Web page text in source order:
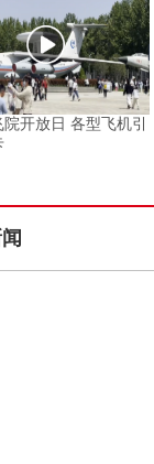
开放日 各型飞机引